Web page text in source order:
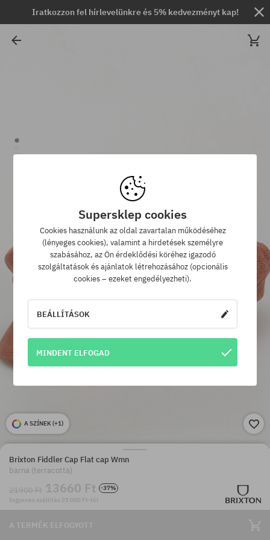
Iratkozzon fel hírlevelünkre és 5% kedvezményt kap!
A SZÍNEK (+1)
Brixton Fiddler Cap Flat cap Wmn
barna (terracotta)
21900 Ft 13660 Ft
-37%
Ingyenes szállítás 25 000 Ft-tól
A TERMÉK ELFOGYOTT
Supersklep cookies
Cookies használunk az oldal zavartalan működéséhez
(lényeges cookies), valamint a hirdetések személyre
szabásához, az Ön érdeklődési köréhez igazodó
szolgáltatások és ajánlatok létrehozásához (opcionális
cookies – ezeket engedélyezheti).
BEÁLLÍTÁSOK
MINDENT ELFOGAD